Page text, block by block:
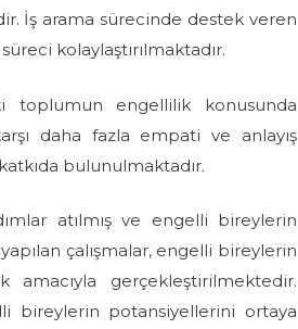
İş arama sürecinde destek veren
kolaylaştırılmaktadır.
toplumun engellilik konusunda
daha fazla empati ve anlayış
bulunulmaktadır.
atılmış ve engelli bireylerin
çalışmalar, engelli bireylerin
amacıyla gerçekleştirilmektedir.
bireylerin potansiyellerini ortaya